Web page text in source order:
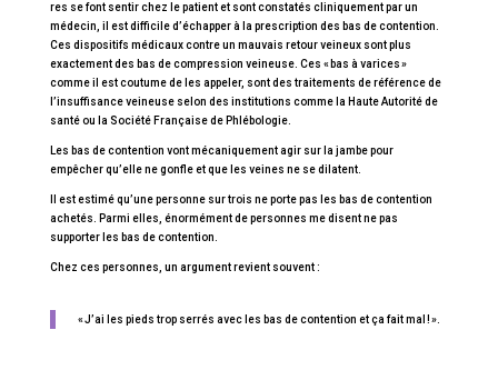
res se font sentir chez le patient et sont constatés cliniquement par un
médecin, il est difficile d’échapper à la prescription des bas de contention.
Ces dispositifs médicaux contre un mauvais retour veineux sont plus
exactement des bas de compression veineuse. Ces « bas à varices »
comme il est coutume de les appeler, sont des traitements de référence de
l’insuffisance veineuse selon des institutions comme la Haute Autorité de
santé ou la Société Française de Phlébologie.
Les bas de contention vont mécaniquement agir sur la jambe pour
empêcher qu’elle ne gonfle et que les veines ne se dilatent.
Il est estimé qu’une personne sur trois ne porte pas les bas de contention
achetés. Parmi elles, énormément de personnes me disent ne pas
supporter les bas de contention.
Chez ces personnes, un argument revient souvent :
« J’ai les pieds trop serrés avec les bas de contention et ça fait mal ! ».